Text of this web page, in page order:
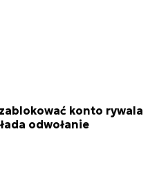
konto rywala
odwołanie